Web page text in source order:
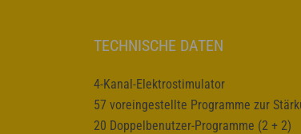
TECHNISCHE DATEN
4-Kanal-Elektrostimulator
57 voreingestellte Programme zur
20 Doppelbenutzer-Programme (2 + 2)